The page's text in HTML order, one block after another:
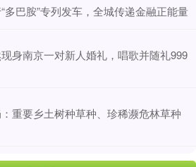
多巴胺”专列发车，全城传递金融正能量
身南京一对新人婚礼，唱歌并随礼999
重要乡土树种草种、珍稀濒危林草种